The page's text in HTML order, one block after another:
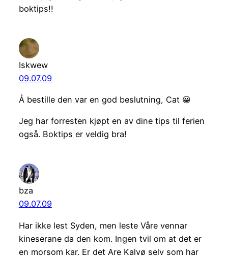
boktips!!
Iskwew
09.07.09
Å bestille den var en god beslutning, Cat 😀
Jeg har forresten kjøpt en av dine tips til ferien
også. Boktips er veldig bra!
bza
09.07.09
Har ikke lest Syden, men leste Våre vennar
kineserane da den kom. Ingen tvil om at det er
en morsom kar. Er det Are Kalvø selv som har